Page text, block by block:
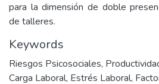
para la dimensión de doble
de talleres.
Keywords
Riesgos Psicosociales,
Carga Laboral, Estrés Laboral,